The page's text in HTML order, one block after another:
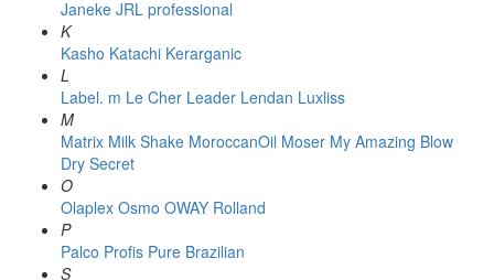
Janeke JRL professional
K
Kasho Katachi Kerarganic
L
Label. m Le Cher Leader Lendan Luxliss
M
Matrix Milk Shake MoroccanOil Moser My Amazing Blow
Dry Secret
O
Olaplex Osmo OWAY Rolland
P
Palco Profis Pure Brazilian
S